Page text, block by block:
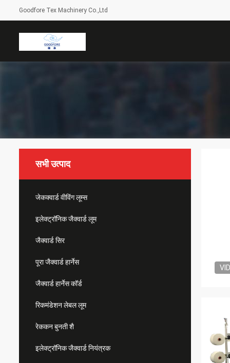
Goodfore Tex Machinery Co.,Ltd
सभी उत्पाद
जेकक्वार्ड वीविंग लूम्स
इलेक्ट्रॉनिक जैक्वार्ड लूम
जैक्वार्ड सिर
पूरा जैक्वार्ड हार्नेस
जैक्वार्ड हार्नेस कॉर्ड
रिकमंडेशन लेबल लूम
रेककन बुनती शै
इलेक्ट्रॉनिक जैक्वार्ड नियंत्रक